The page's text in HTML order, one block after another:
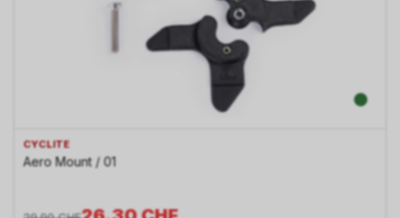
CYCLITE
Aero Mount / 01